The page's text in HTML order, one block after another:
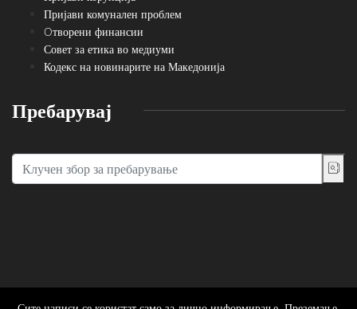
Пријави комунален проблем
Oтворени финансии
Совет за етика во медиуми
Кодекс на новинарите на Македонија
Пребарувај